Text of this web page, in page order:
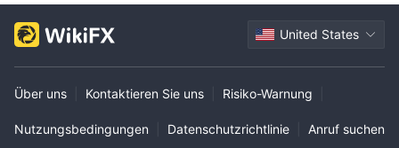
United States
Über uns Kontaktieren Sie uns Risiko-Warnung
Nutzungsbedingungen Datenschutzrichtlinie Anruf suchen